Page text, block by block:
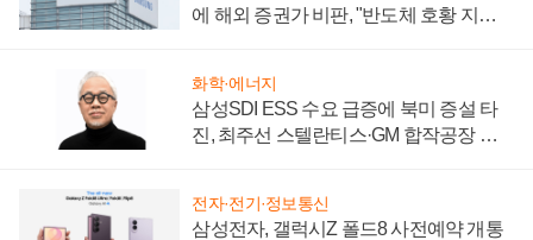
에 해외 증권가 비판, "반도체 호황 지속
화학·에너지
삼성SDI ESS 수요 급증에 북미 증설 타
진, 최주선 스텔란티스·GM 합작공장 건
전자·전기·정보통신
삼성전자, 갤럭시Z 폴드8 사전예약 개통